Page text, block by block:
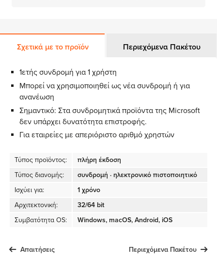
Σχετικά με το προϊόν Περιεχόμενα Πακέτου
1ετής συνδρομή για 1 χρήστη
Μπορεί να χρησιμοποιηθεί ως νέα συνδρομή ή για
ανανέωση
Σημαντικό: Στα συνδρομητικά προϊόντα της Microsoft
δεν υπάρχει δυνατότητα επιστροφής.
Για εταιρείες με απεριόριστο αριθμό χρηστών
Τύπος προϊόντος:
πλήρη έκδοση
Τύπος διανομής:
συνδρομή · ηλεκτρονικό πιστοποιητικό
Ισχύει για:
1 χρόνο
Αρχιτεκτονική:
32/64 bit
Συμβατότητα OS:
Windows, macOS, Android, iOS
Απαιτήσεις Περιεχόμενα Πακέτου